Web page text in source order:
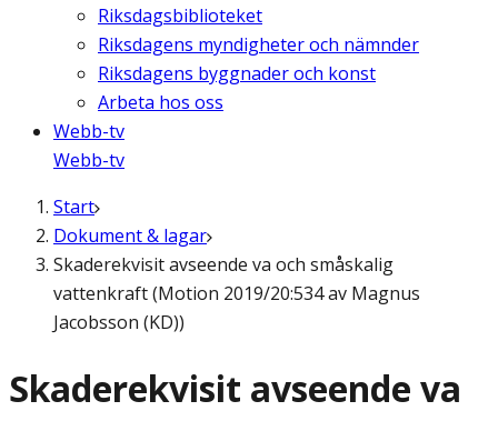
Riksdagsbiblioteket
Riksdagens myndigheter och nämnder
Riksdagens byggnader och konst
Arbeta hos oss
Webb-tv
Webb-tv
Start
Dokument & lagar
Skaderekvisit avseende va och småskalig
vattenkraft (Motion 2019/20:534 av Magnus
Jacobsson (KD))
Skaderekvisit avseende va